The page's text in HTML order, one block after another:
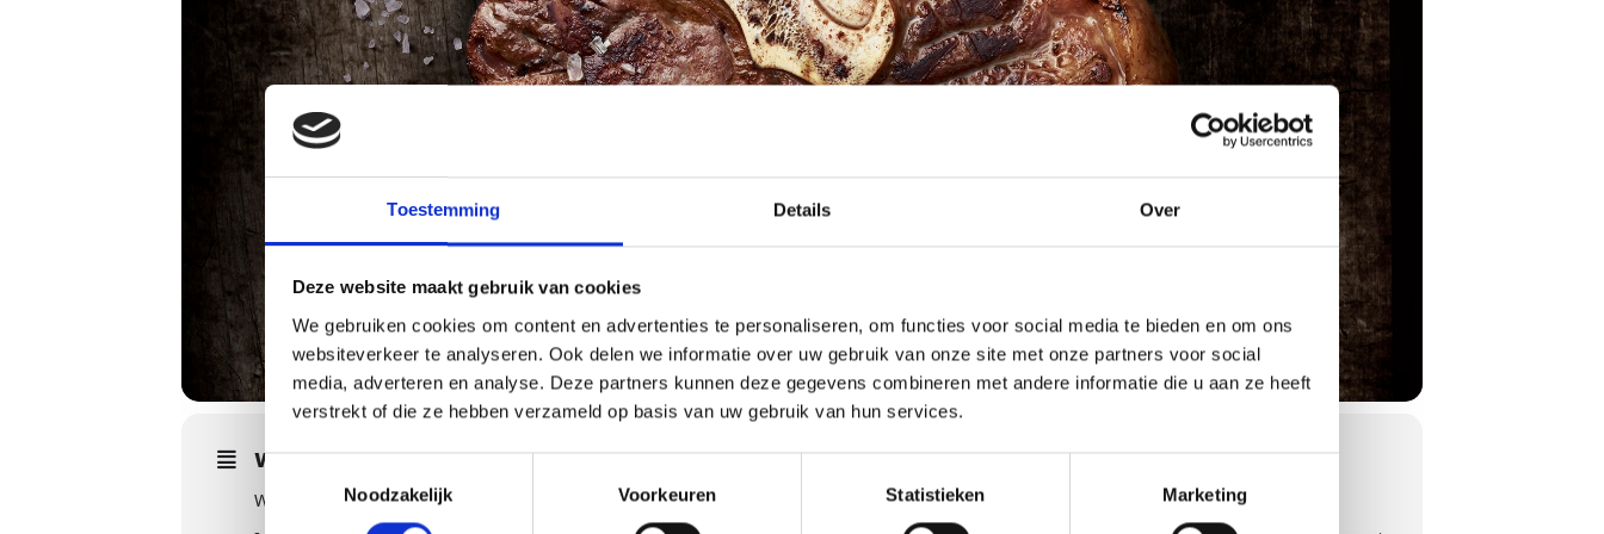
Toestemming Details Over
Deze website maakt gebruik van cookies
We gebruiken cookies om content en advertenties te personaliseren, om functies voor social media te bieden en om ons
websiteverkeer te analyseren. Ook delen we informatie over uw gebruik van onze site met onze partners voor social
media, adverteren en analyse. Deze partners kunnen deze gegevens combineren met andere informatie die u aan ze heeft
verstrekt of die ze hebben verzameld op basis van uw gebruik van hun services.
Toestemmingsselectie
Noodzakelijk
Voorkeuren Statistieken Marketing
WORKSHOPS DETAILS
We gaan tijdens de American Style BBQ workshop terug naar de roots van Weber en de roots van het barbecueën: Amerika.